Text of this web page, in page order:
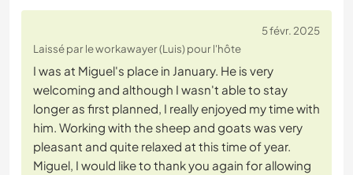
5 févr. 2025
Laissé par le workawayer (Luis) pour l'hôte
I was at Miguel's place in January. He is very
welcoming and although I wasn't able to stay
longer as first planned, I really enjoyed my time with
him. Working with the sheep and goats was very
pleasant and quite relaxed at this time of year.
Miguel, I would like to thank you again for allowing